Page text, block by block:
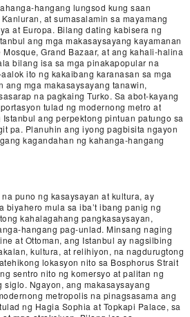
hangang lungsod kung saan
at sumasalamin sa mayamang
at Europa. Bilang dating kabisera ng
ang mga makasaysayang kayamanan
Grand Bazaar, at ang kahali-halina
bilang isa sa mga pinakapopular na
ito ng kakaibang karanasan sa mga
ang mga makasaysayang tanawin,
na pagkaing Turko. Sa abot-kayang
tulad ng modernong metro at
ang perpektong pintuan patungo sa
pa. Planuhin ang iyong pagbisita ngayon
kagandahan ng kahanga-hangang
puno ng kasaysayan at kultura, ay
biyahero mula sa iba’t ibang panig ng
kahalagahang pangkasaysayan,
hangang pag-unlad. Minsang naging
at Ottoman, ang Istanbul ay nagsilbing
kultura, at relihiyon, na nagdurugtong
lokasyon nito sa Bosphorus Strait
sentro nito ng komersyo at palitan ng
Ngayon, ang makasaysayang
metropolis na pinagsasama ang
ng Hagia Sophia at Topkapi Palace, sa